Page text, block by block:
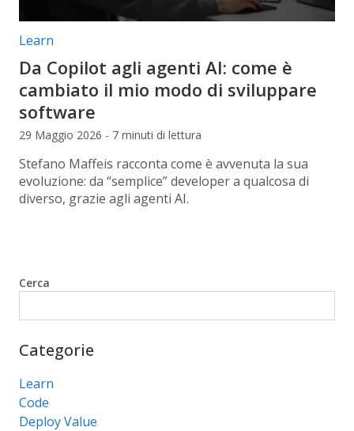
Categorie articolo:
Learn
Da Copilot agli agenti AI: come è
cambiato il mio modo di sviluppare
software
29 Maggio 2026 - 7 minuti di lettura
Stefano Maffeis racconta come è avvenuta la sua
evoluzione: da “semplice” developer a qualcosa di
diverso, grazie agli agenti AI.
Cerca
Categorie
Learn
Code
Deploy Value